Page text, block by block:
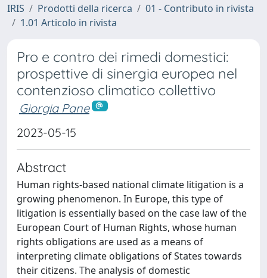
IRIS Prodotti della ricerca
01 - Contributo in rivista
1.01 Articolo in rivista
Pro e contro dei rimedi domestici:
prospettive di sinergia europea nel
contenzioso climatico collettivo
Giorgia Pane
2023-05-15
Abstract
Human rights-based national climate litigation is a
growing phenomenon. In Europe, this type of
litigation is essentially based on the case law of the
European Court of Human Rights, whose human
rights obligations are used as a means of
interpreting climate obligations of States towards
their citizens. The analysis of domestic